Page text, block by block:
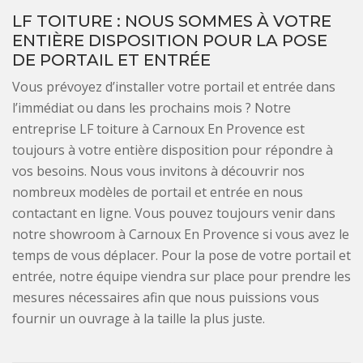
LF TOITURE : NOUS SOMMES À VOTRE
ENTIÈRE DISPOSITION POUR LA POSE
DE PORTAIL ET ENTRÉE
Vous prévoyez d’installer votre portail et entrée dans
l’immédiat ou dans les prochains mois ? Notre
entreprise LF toiture à Carnoux En Provence est
toujours à votre entière disposition pour répondre à
vos besoins. Nous vous invitons à découvrir nos
nombreux modèles de portail et entrée en nous
contactant en ligne. Vous pouvez toujours venir dans
notre showroom à Carnoux En Provence si vous avez le
temps de vous déplacer. Pour la pose de votre portail et
entrée, notre équipe viendra sur place pour prendre les
mesures nécessaires afin que nous puissions vous
fournir un ouvrage à la taille la plus juste.